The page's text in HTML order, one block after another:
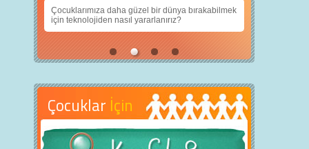
Çocuklarımıza daha güzel bir dünya bırakabilmek
için teknolojiden nasıl yararlanırız?
Çocuklar İçin